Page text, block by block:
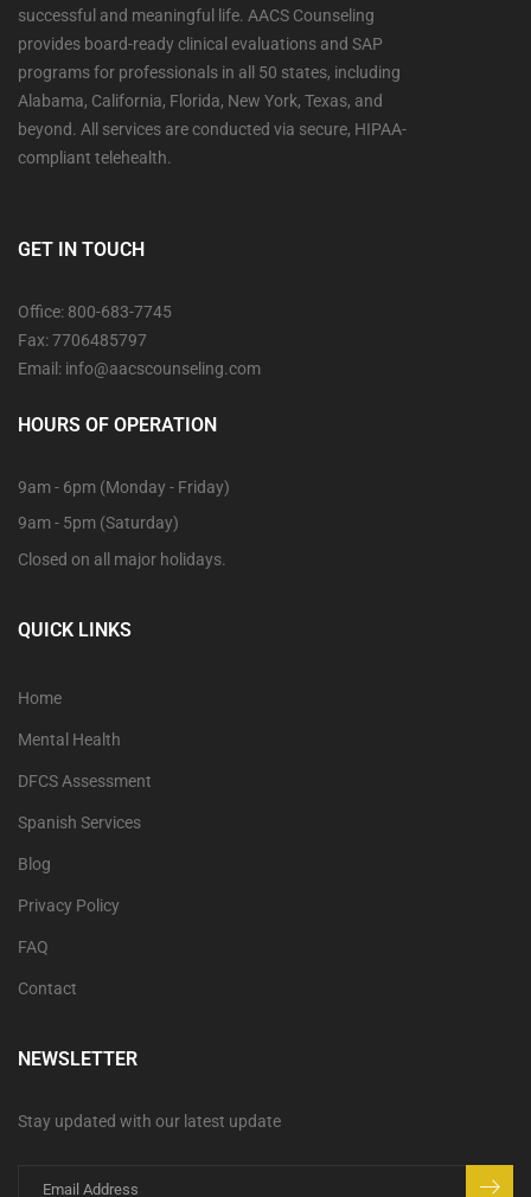
successful and meaningful life. AACS Counseling
provides board-ready clinical evaluations and SAP
programs for professionals in all 50 states, including
Alabama, California, Florida, New York, Texas, and
beyond. All services are conducted via secure, HIPAA-
compliant telehealth.
GET IN TOUCH
Office: 800-683-7745
Fax: 7706485797
Email: info@aacscounseling.com
HOURS OF OPERATION
9am - 6pm (Monday - Friday)
9am - 5pm (Saturday)
Closed on all major holidays.
QUICK LINKS
Home
Mental Health
DFCS Assessment
Spanish Services
Blog
Privacy Policy
FAQ
Contact
NEWSLETTER
Stay updated with our latest update